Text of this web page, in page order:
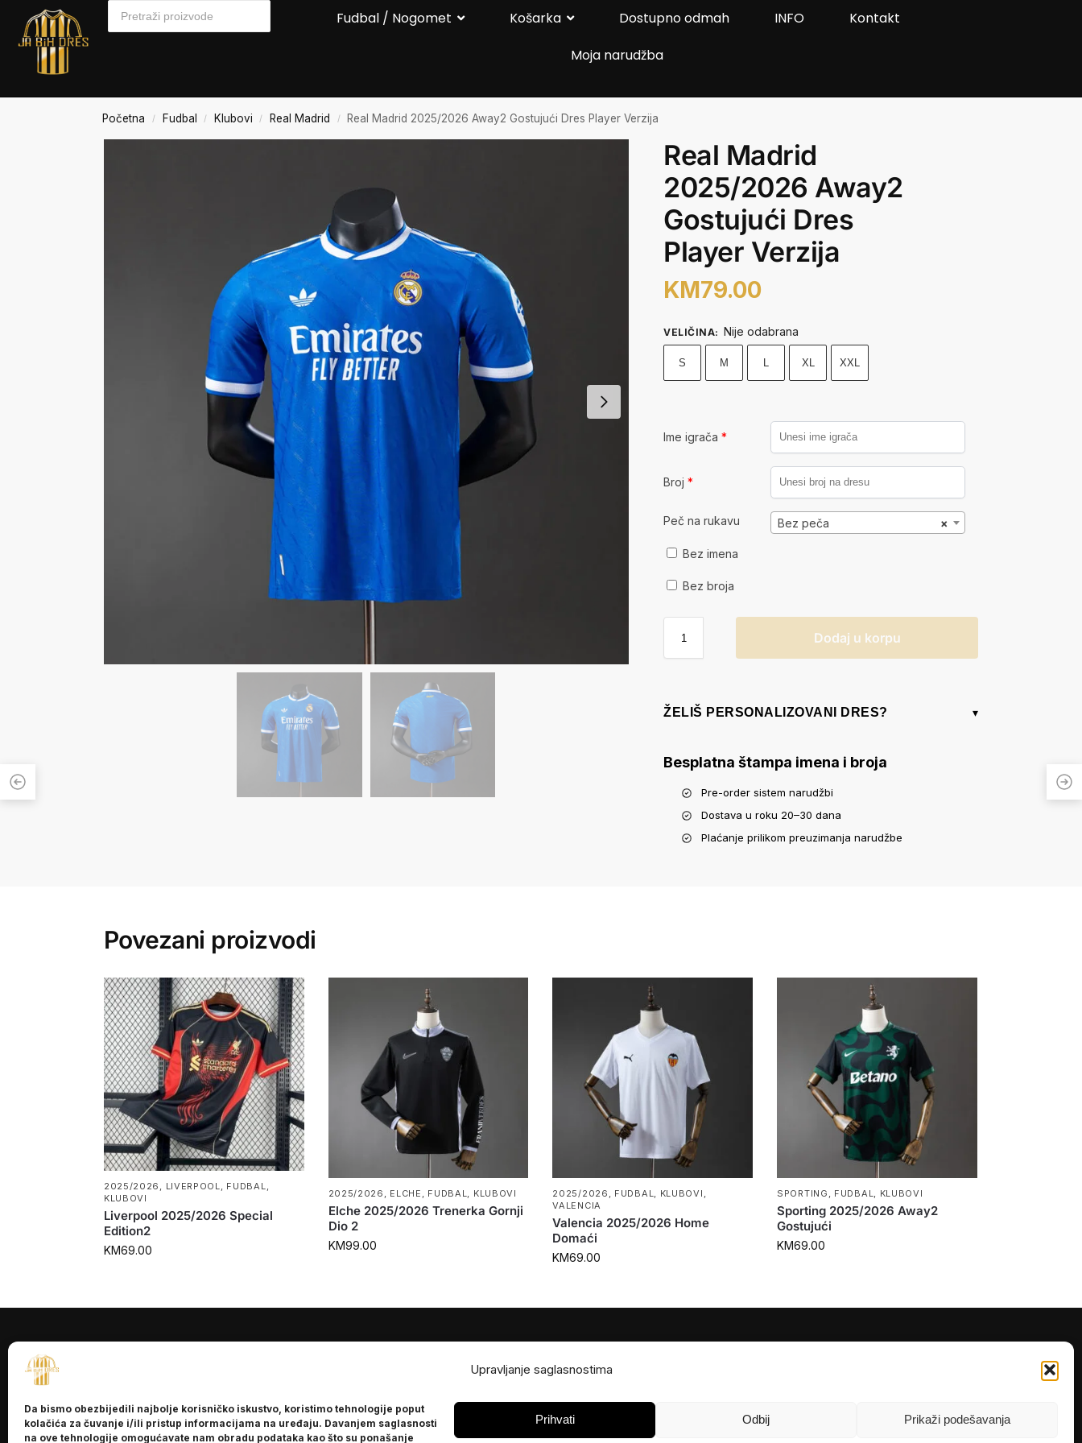
Upravljanje saglasnostima
Da bismo obezbijedili najbolje korisničko iskustvo, koristimo tehnologije poput
kolačića za čuvanje i/ili pristup informacijama na uređaju. Davanjem saglasnosti
na ove tehnologije omogućavate nam obradu podataka kao što su ponašanje
Prihvati Odbij Prikaži podešavanja
Fudbal / Nogomet Košarka Dostupno odmah INFO
Kontakt
Moja narudžba
Početna / Fudbal / Klubovi / Real Madrid / Real Madrid 2025/2026 Away2 Gostujući Dres Player Verzija
Real Madrid
2025/2026 Away2
Gostujući Dres
Player Verzija
KM79.00
VELIČINA: Nije odabrana
S M L XL XXL
Ime igrača*
Broj*
Peč na rukavu ×
Bez peča
Bez imena
Bez broja
Dodaj u korpu
ŽELIŠ PERSONALIZOVANI DRES? ▾
Besplatna štampa imena i broja
Pre-order sistem narudžbi
Dostava u roku 20–30 dana
Plaćanje prilikom preuzimanja narudžbe
Povezani proizvodi
2025/2026 , LIVERPOOL, FUDBAL,
KLUBOVI
Liverpool 2025/2026 Special
Edition2
KM69.00
2025/2026 ELCHE FUDBAL KLUBOVI
Elche 2025/2026 Trenerka Gornji
Dio 2
KM99.00
2025/2026 FUDBAL KLUBOVI
VALENCIA
Valencia 2025/2026 Home
Domaći
KM69.00
SPORTING FUDBAL KLUBOVI
Sporting 2025/2026 Away2
Gostujući
KM69.00
Kontakt
POMOĆ
Politika privatnosti